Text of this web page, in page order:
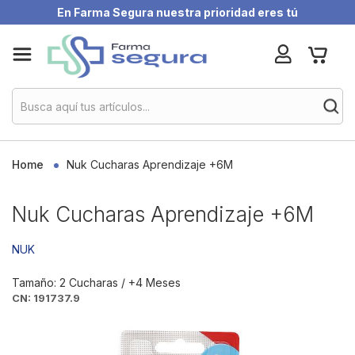
En Farma Segura nuestra prioridad eres tú
to
Content
My
Home Nuk Cucharas Aprendizaje +6M
Nuk Cucharas Aprendizaje +6M
NUK
Tamaño: 2 Cucharas / +4 Meses
CN: 191737.9